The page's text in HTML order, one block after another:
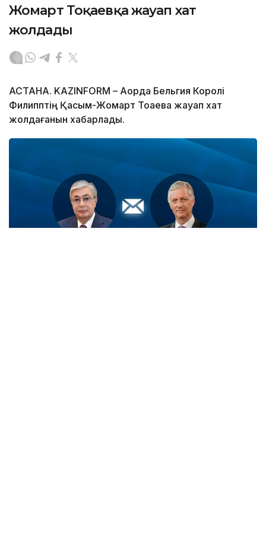
Жомарт Тоқаевқа жауап хат
жолдады
АСТАНА. KAZINFORM – Ақорда Бельгия Королі
Филипптің Қасым-Жомарт Тоқаевқа жауап хат
жолдағанын хабарлады.